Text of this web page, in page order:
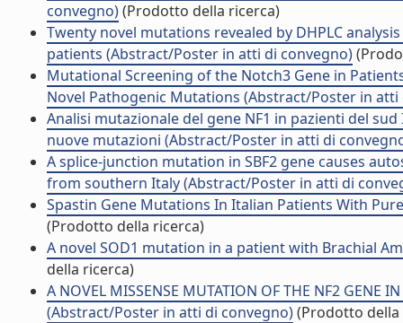
convegno)(Prodotto della ricerca)
Twenty novel mutations revealed by DHPLC
patients (Abstract/Poster in atti di convegno)
Mutational Screening of the Notch3 Gene in
Novel Pathogenic Mutations (Abstract/Poster in atti
Analisi mutazionale del gene NF1 in pazienti del
nuove mutazioni (Abstract/Poster in atti di
A splice-junction mutation in SBF2 gene causes
from southern Italy (Abstract/Poster in atti di
Spastin Gene Mutations In Italian Patients With
(Prodotto della ricerca)
A novel SOD1 mutation in a patient with Brachial
della ricerca)
A NOVEL MISSENSE MUTATION OF THE NF2 GENE
(Abstract/Poster in atti di convegno)(Prodotto della